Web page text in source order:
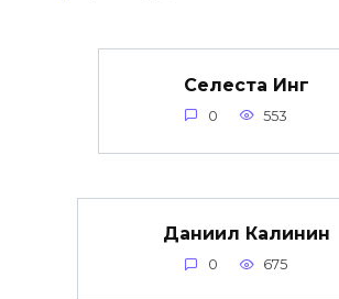
Селеста Инг
0 553
Даниил Калинин
0 675